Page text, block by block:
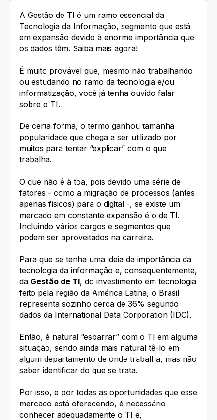
A Gestão de TI é um ramo essencial da
Tecnologia da Informação, segmento que está
em expansão devido à enorme importância que
os dados têm. Saiba mais agora!
É muito provável que, mesmo não trabalhando
ou estudando no ramo da tecnologia e/ou
informatização, você já tenha ouvido falar
sobre o TI.
De certa forma, o termo ganhou tamanha
popularidade que chega a ser utilizado por
muitos para tentar “explicar” com o que
trabalha.
O que não é à toa, pois devido uma série de
fatores - como a migração de processos (antes
apenas físicos) para o digital -, se existe um
mercado em constante expansão é o de TI.
Incluindo vários cargos e segmentos que
podem ser aproveitados na carreira.
Para que se tenha uma ideia da importância da
tecnologia da informação e, consequentemente,
da Gestão de TI, do investimento em tecnologia
feito pela região da América Latina, o Brasil
representa sozinho cerca de 36% segundo
dados da International Data Corporation (IDC).
Então, é natural “esbarrar” com o TI em alguma
situação, sendo ainda mais natural tê-lo em
algum departamento de onde trabalha, mas não
saber identificar do que se trata.
Por isso, e por todas as oportunidades que esse
mercado está oferecendo, é necessário
conhecer adequadamente o TI e,